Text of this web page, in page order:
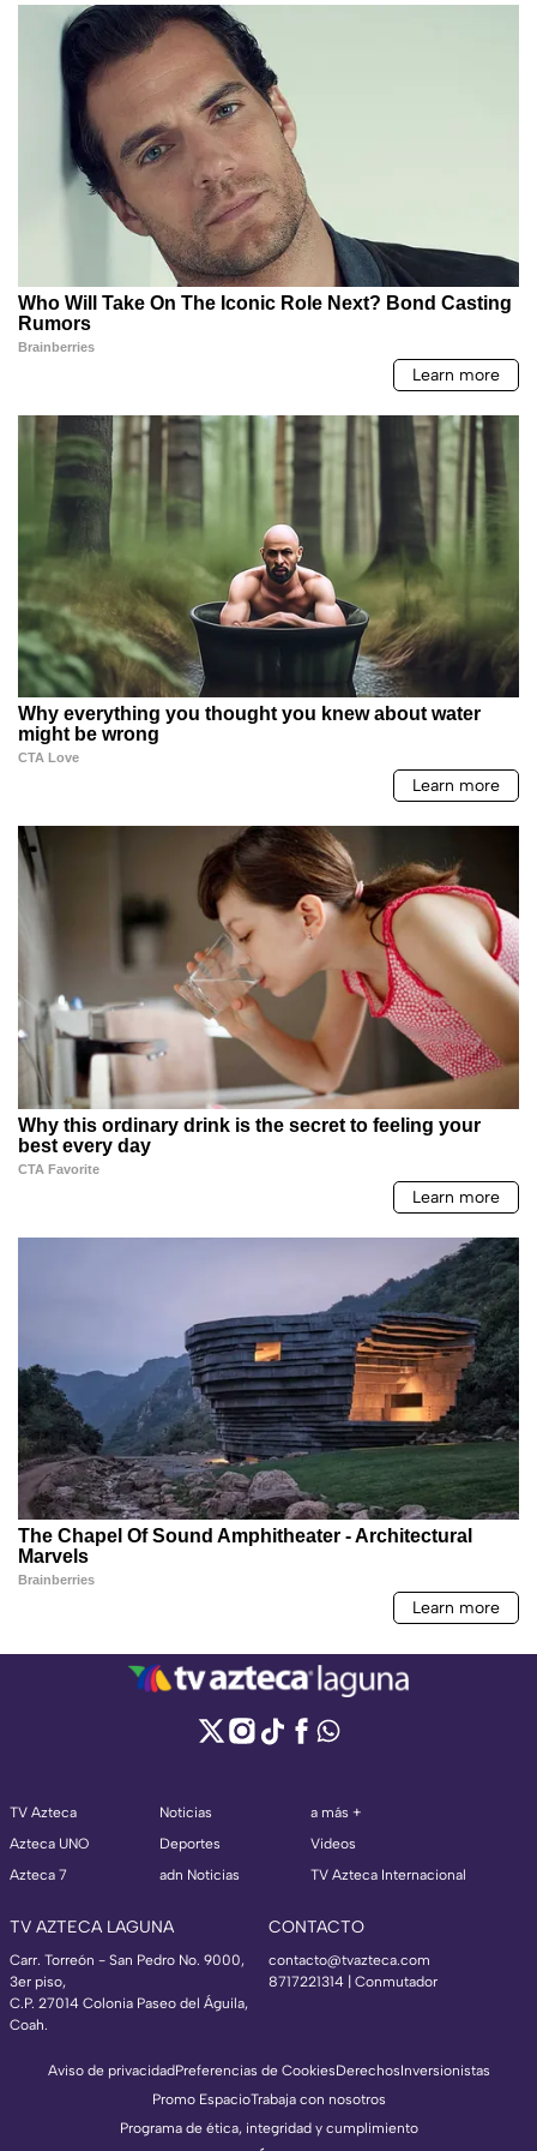
TV Azteca
Azteca UNO
Azteca 7
Noticias
Deportes
adn Noticias
a más +
Videos
TV Azteca Internacional
TV AZTECA LAGUNA
Carr. Torreón - San Pedro No. 9000,
3er piso,
C.P. 27014 Colonia Paseo del Águila,
Coah.
CONTACTO
contacto@tvazteca.com
8717221314 | Conmutador
Aviso de privacidadPreferencias de CookiesDerechosInversionistas
Promo EspacioTrabaja con nosotros
Programa de ética, integridad y cumplimiento